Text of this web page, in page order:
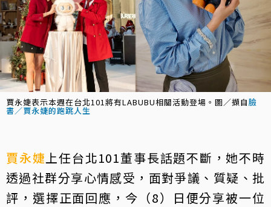
賈永婕表示本週在台北101將有LABUBU相關活動登場。圖／擷自臉
書／賈永婕的跑跳人生
賈永婕 上任台北101董事長話題不斷，她不時
透過社群分享心情感受，面對爭議、質疑、批
評，選擇正面回應，今（8）日便分享被一位